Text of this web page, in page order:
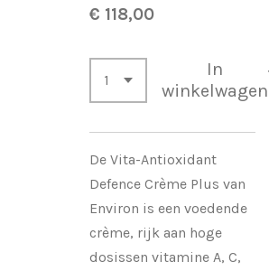
€ 118,00
In
winkelwagen
De Vita-Antioxidant
Defence Crème Plus van
Environ is een voedende
crème, rijk aan hoge
dosissen vitamine A, C,